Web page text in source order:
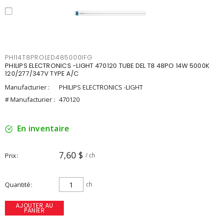
PHI14T8PROLED485000IFG
PHILIPS ELECTRONICS -LIGHT 470120 TUBE DEL T8 48PO 14W 5000K
120/277/347V TYPE A/C
Manufacturier :
PHILIPS ELECTRONICS -LIGHT
# Manufacturier : 470120
En inventaire
Prix 7,60 $ / ch
Quantité ch
AJOUTER AU
PANIER